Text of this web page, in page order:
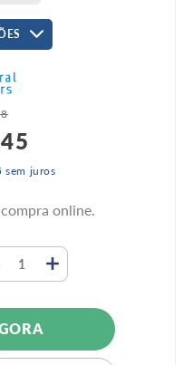
45
sem juros
online.